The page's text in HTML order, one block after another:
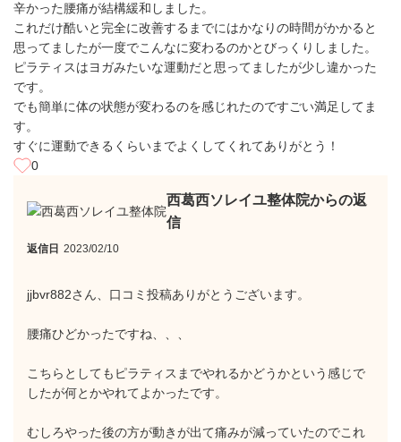
辛かった腰痛が結構緩和しました。
これだけ酷いと完全に改善するまでにはかなりの時間がかかると
思ってましたが一度でこんなに変わるのかとびっくりしました。
ピラティスはヨガみたいな運動だと思ってましたが少し違かった
です。
でも簡単に体の状態が変わるのを感じれたのですごい満足してま
す。
すぐに運動できるくらいまでよくしてくれてありがとう！
0
西葛西ソレイユ整体院からの返
信
返信日 2023/02/10
jjbvr882さん、口コミ投稿ありがとうございます。
腰痛ひどかったですね、、、
こちらとしてもピラティスまでやれるかどうかという感じで
したが何とかやれてよかったです。
むしろやった後の方が動きが出て痛みが減っていたのでこれ